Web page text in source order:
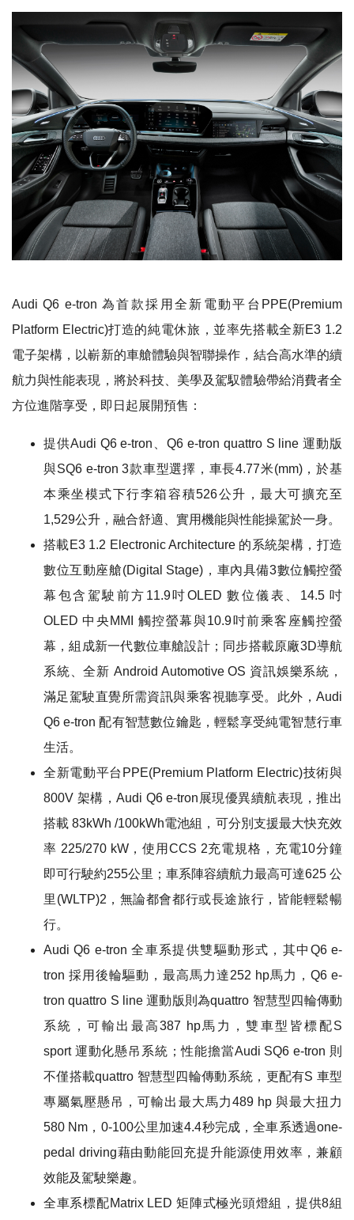
Audi Q6 e-tron 為首款採用全新電動平台PPE(Premium
Platform Electric)打造的純電休旅，並率先搭載全新E3 1.2
電子架構，以嶄新的車艙體驗與智聯操作，結合高水準的續
航力與性能表現，將於科技、美學及駕馭體驗帶給消費者全
方位進階享受，即日起展開預售：
提供Audi Q6 e-tron、Q6 e-tron quattro S line 運動版
與SQ6 e-tron 3款車型選擇，車長4.77米(mm)，於基
本乘坐模式下行李箱容積526公升，最大可擴充至
1,529公升，融合舒適、實用機能與性能操駕於一身。
搭載E3 1.2 Electronic Architecture 的系統架構，打造
數位互動座艙(Digital Stage)，車內具備3數位觸控螢
幕包含駕駛前方11.9吋OLED 數位儀表、14.5 吋
OLED 中央MMI 觸控螢幕與10.9吋前乘客座觸控螢
幕，組成新一代數位車艙設計；同步搭載原廠3D導航
系統、全新 Android Automotive OS 資訊娛樂系統，
滿足駕駛直覺所需資訊與乘客視聽享受。此外，Audi
Q6 e-tron 配有智慧數位鑰匙，輕鬆享受純電智慧行車
生活。
全新電動平台PPE(Premium Platform Electric)技術與
800V 架構，Audi Q6 e-tron展現優異續航表現，推出
搭載 83kWh /100kWh電池組，可分別支援最大快充效
率 225/270 kW，使用CCS 2充電規格，充電10分鐘
即可行駛約255公里；車系陣容續航力最高可達625 公
里(WLTP)2，無論都會都行或長途旅行，皆能輕鬆暢
行。
Audi Q6 e-tron 全車系提供雙驅動形式，其中Q6 e-
tron 採用後輪驅動，最高馬力達252 hp馬力，Q6 e-
tron quattro S line 運動版則為quattro 智慧型四輪傳動
系統，可輸出最高387 hp馬力，雙車型皆標配S
sport 運動化懸吊系統；性能擔當Audi SQ6 e-tron 則
不僅搭載quattro 智慧型四輪傳動系統，更配有S 車型
專屬氣壓懸吊，可輸出最大馬力489 hp 與最大扭力
580 Nm，0-100公里加速4.4秒完成，全車系透過one-
pedal driving藉由動能回充提升能源使用效率，兼顧
效能及駕駛樂趣。
全車系標配Matrix LED 矩陣式極光頭燈組，提供8組